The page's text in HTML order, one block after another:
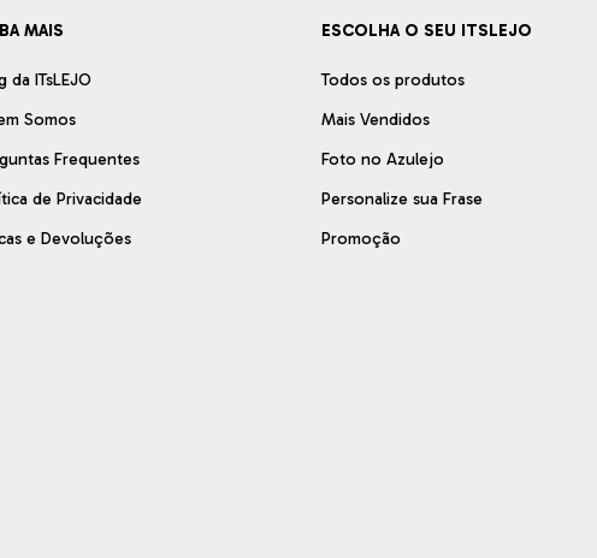
MAIS
da ITsLEJO
Somos
Frequentes
de Privacidade
e Devoluções
ESCOLHA O SEU ITSLEJO
Todos os produtos
Mais Vendidos
Foto no Azulejo
Personalize sua Frase
Promoção